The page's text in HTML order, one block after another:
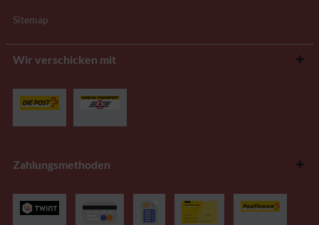
Sitemap
Wir verschicken mit
Zahlungsmethoden